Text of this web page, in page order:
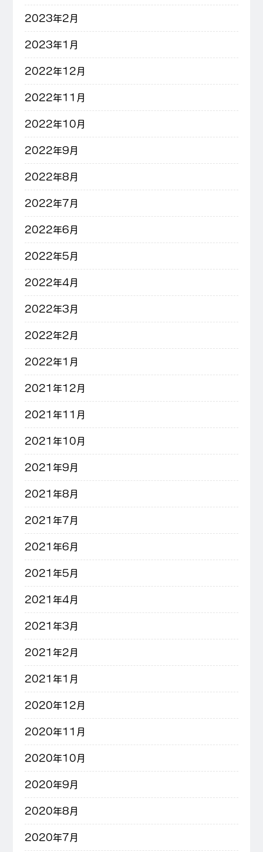
2023年2月
2023年1月
2022年12月
2022年11月
2022年10月
2022年9月
2022年8月
2022年7月
2022年6月
2022年5月
2022年4月
2022年3月
2022年2月
2022年1月
2021年12月
2021年11月
2021年10月
2021年9月
2021年8月
2021年7月
2021年6月
2021年5月
2021年4月
2021年3月
2021年2月
2021年1月
2020年12月
2020年11月
2020年10月
2020年9月
2020年8月
2020年7月